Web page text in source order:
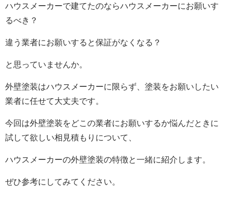
ハウスメーカーで建てたのならハウスメーカーにお願いす
るべき？
違う業者にお願いすると保証がなくなる？
と思っていませんか。
外壁塗装はハウスメーカーに限らず、塗装をお願いしたい
業者に任せて大丈夫です。
今回は外壁塗装をどこの業者にお願いするか悩んだときに
試して欲しい相見積もりについて、
ハウスメーカーの外壁塗装の特徴と一緒に紹介します。
ぜひ参考にしてみてください。